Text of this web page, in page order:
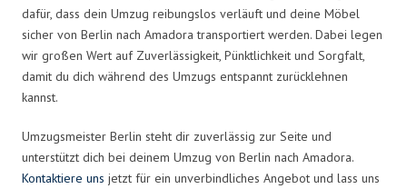
dafür, dass dein Umzug reibungslos verläuft und deine Möbel
sicher von Berlin nach Amadora transportiert werden. Dabei legen
wir großen Wert auf Zuverlässigkeit, Pünktlichkeit und Sorgfalt,
damit du dich während des Umzugs entspannt zurücklehnen
kannst.
Umzugsmeister Berlin steht dir zuverlässig zur Seite und
unterstützt dich bei deinem Umzug von Berlin nach Amadora.
Kontaktiere uns jetzt für ein unverbindliches Angebot und lass uns